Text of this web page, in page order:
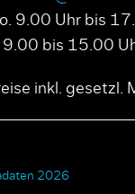
9.00 Uhr bis
9.00 bis 15.00
inkl. gesetzl.
2026